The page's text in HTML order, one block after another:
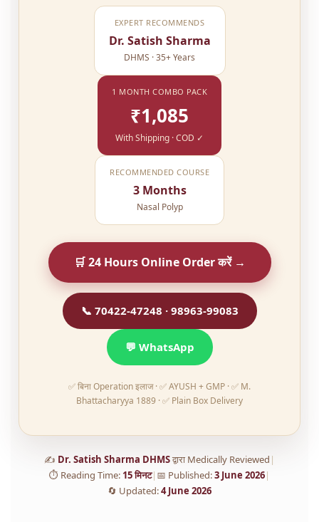
EXPERT RECOMMENDS
Dr. Satish Sharma
DHMS · 35+ Years
1 MONTH COMBO PACK
₹1,085
With Shipping · COD ✓
RECOMMENDED COURSE
3 Months
Nasal Polyp
🛒 24 Hours Online Order करें →
📞 70422-47248 · 98963-99083
💬 WhatsApp
✅ बिना Operation इलाज · ✅ AYUSH + GMP · ✅ M.
Bhattacharyya 1889 · ✅ Plain Box Delivery
✍️ Dr. Satish Sharma DHMSद्वारा Medically Reviewed |
⏱️ Reading Time: 15 मिनट| 📅 Published:3 June 2026|
🔄 Updated:4 June 2026